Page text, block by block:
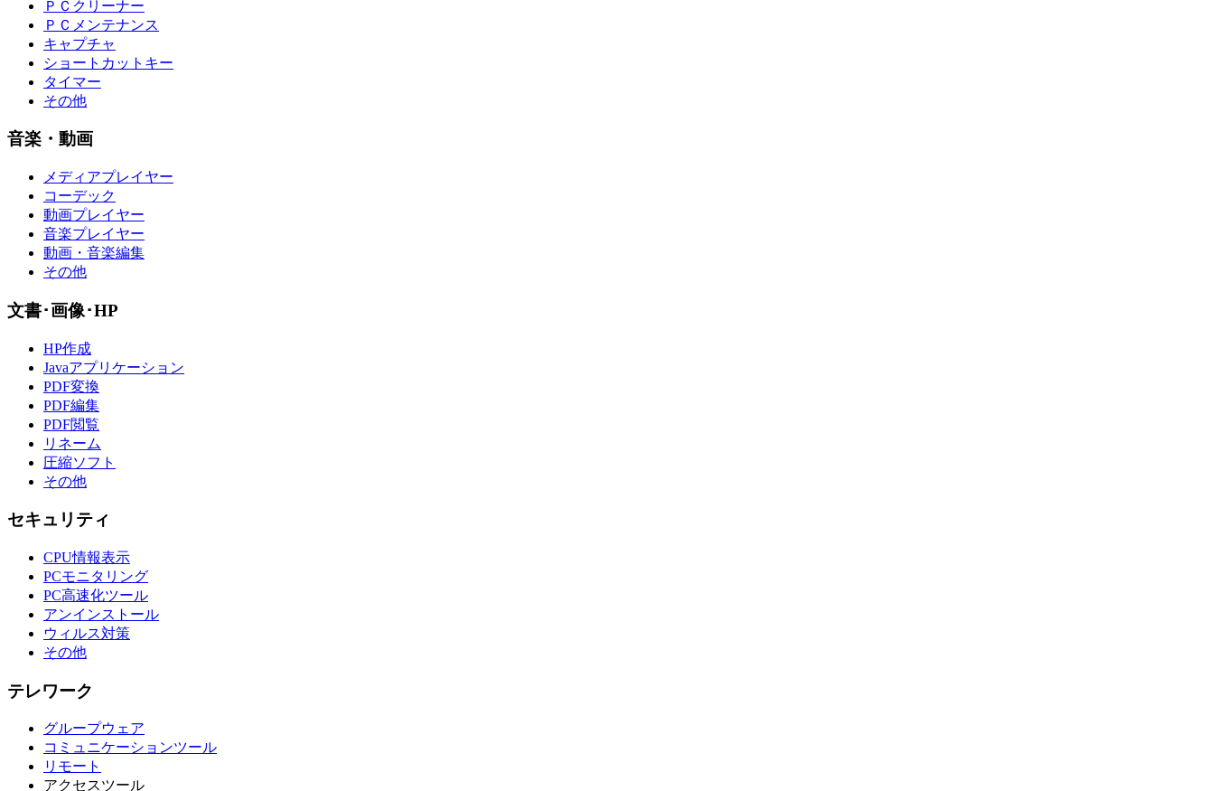
ＰＣクリーナー
ＰＣメンテナンス
キャプチャ
ショートカットキー
タイマー
その他
音楽・動画
メディアプレイヤー
コーデック
動画プレイヤー
音楽プレイヤー
動画・音楽編集
その他
文書･画像･HP
HP作成
Javaアプリケーション
PDF変換
PDF編集
PDF閲覧
リネーム
圧縮ソフト
その他
セキュリティ
CPU情報表示
PCモニタリング
PC高速化ツール
アンインストール
ウィルス対策
その他
テレワーク
グループウェア
コミュニケーションツール
リモート
アクセスツール